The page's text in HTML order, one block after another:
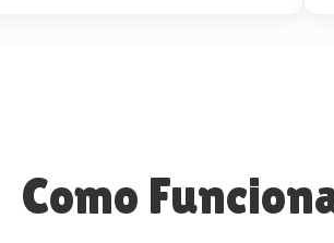
Como